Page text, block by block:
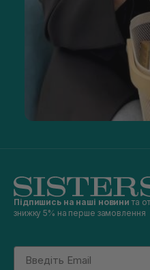
Підпишись на наші новини та
знижку 5% на перше замовлення
Email